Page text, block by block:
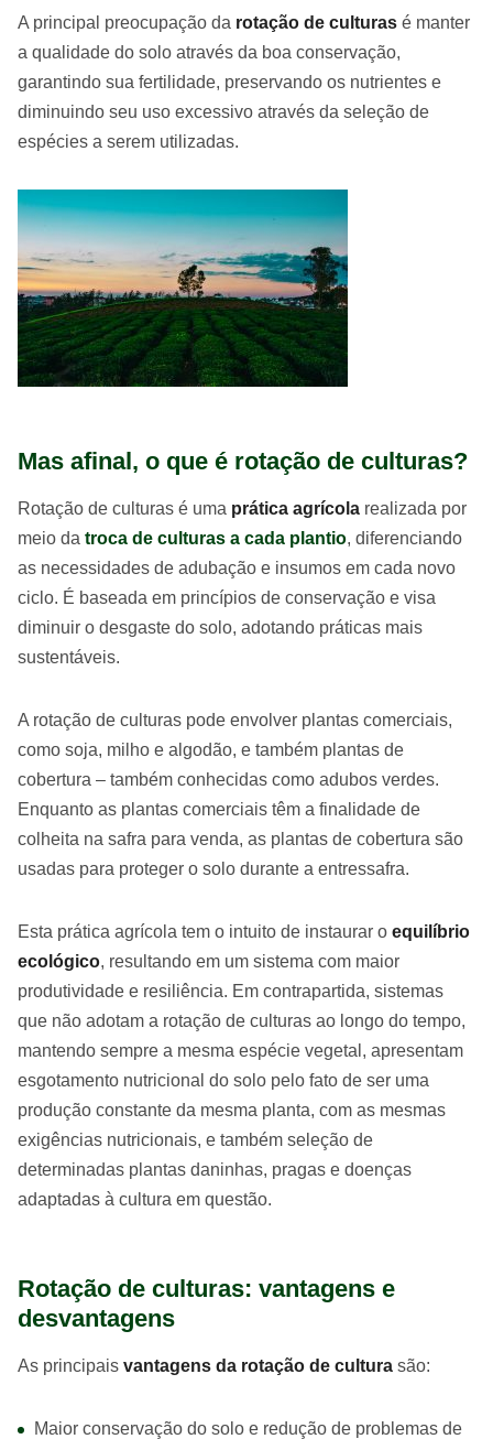
A principal preocupação da rotação de culturas é manter
a qualidade do solo através da boa conservação,
garantindo sua fertilidade, preservando os nutrientes e
diminuindo seu uso excessivo através da seleção de
espécies a serem utilizadas.
Mas afinal, o que é rotação de culturas?
Rotação de culturas é uma prática agrícola realizada por
meio da troca de culturas a cada plantio, diferenciando
as necessidades de adubação e insumos em cada novo
ciclo. É baseada em princípios de conservação e visa
diminuir o desgaste do solo, adotando práticas mais
sustentáveis.
A rotação de culturas pode envolver plantas comerciais,
como soja, milho e algodão, e também plantas de
cobertura – também conhecidas como adubos verdes.
Enquanto as plantas comerciais têm a finalidade de
colheita na safra para venda, as plantas de cobertura são
usadas para proteger o solo durante a entressafra.
Esta prática agrícola tem o intuito de instaurar o equilíbrio
ecológico, resultando em um sistema com maior
produtividade e resiliência. Em contrapartida, sistemas
que não adotam a rotação de culturas ao longo do tempo,
mantendo sempre a mesma espécie vegetal, apresentam
esgotamento nutricional do solo pelo fato de ser uma
produção constante da mesma planta, com as mesmas
exigências nutricionais, e também seleção de
determinadas plantas daninhas, pragas e doenças
adaptadas à cultura em questão.
Rotação de culturas: vantagens e
desvantagens
As principais vantagens da rotação de cultura são:
Maior conservação do solo e redução de problemas de